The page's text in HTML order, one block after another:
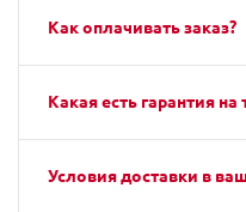
Как оплачивать заказ?
Какая есть гарантия на
Условия доставки в